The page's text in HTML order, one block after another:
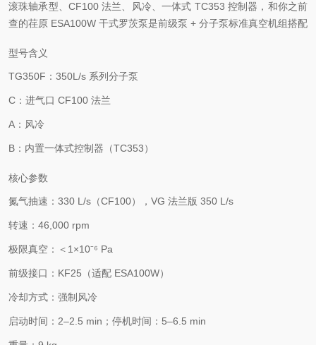
滚珠轴承型、CF100 法兰、风冷、一体式 TC353 控制器 ，和你之前
查的荏原 ESA100W 干式罗茨泵是前级泵 + 分子泵标准真空机组搭配
型号含义
TG350F ：350L/s 系列分子泵
C ：进气口 CF100 法兰
A ： 风冷
B ：内置一体式控制器（TC353）
核心参数
氮气抽速： 330 L/s（CF100） ，VG 法兰版 350 L/s
转速： 46,000 rpm
极限真空： ＜1×10⁻⁶ Pa
前级接口： KF25 （适配 ESA100W）
冷却方式： 强制风冷
启动时间：2–2.5 min；停机时间：5–6.5 min